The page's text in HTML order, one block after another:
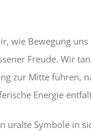
wie Bewegung
Freude. Wir
zur Mitte führen,
Energie
uralte Symbole in